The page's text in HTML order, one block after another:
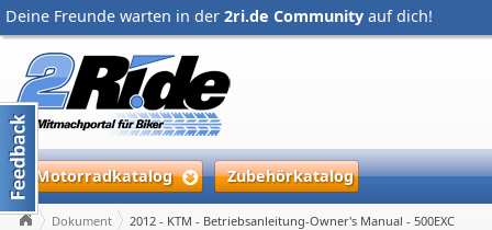
Deine Freunde warten in der 2ri.de Community auf dich!
Motorradkatalog Zubehörkatalog
Dokument 2012 - KTM - Betriebsanleitung-Owner's Manual - 500EXC